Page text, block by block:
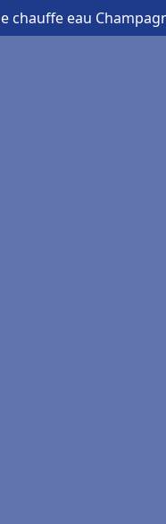
chauffe eau